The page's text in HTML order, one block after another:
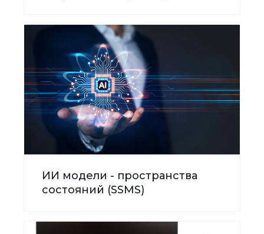
ИИ модели - пространства
состояний (SSMS)